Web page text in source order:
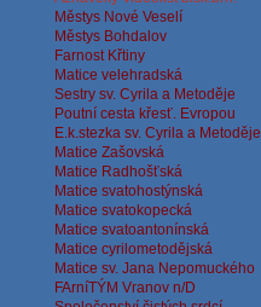
Městys Nové Veselí
Městys Bohdalov
Farnost Křtiny
Matice velehradská
Sestry sv. Cyrila a Metoděje
Poutní cesta křesť. Evropou
E.k.stezka sv. Cyrila a Metoděje
Matice Zašovská
Matice Radhošťská
Matice svatohostýnská
Matice svatokopecká
Matice svatoantonínská
Matice cyrilometodějská
Matice sv. Jana Nepomuckého
FArníTÝM Vranov n/D